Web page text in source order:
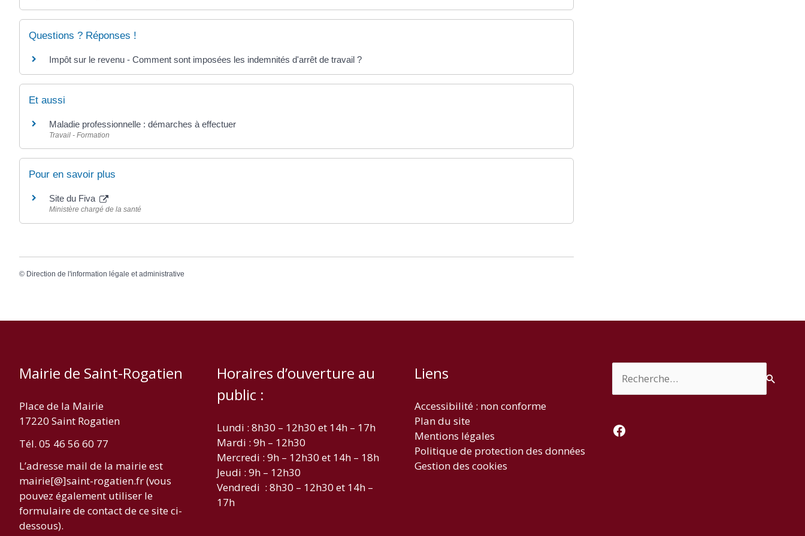
Questions ? Réponses !
Impôt sur le revenu - Comment sont imposées les indemnités d'arrêt de travail ?
Et aussi
Maladie professionnelle : démarches à effectuer
Travail - Formation
Pour en savoir plus
Site du Fiva
Ministère chargé de la santé
© Direction de l'information légale et administrative
Mairie de Saint-Rogatien
Place de la Mairie
17220 Saint Rogatien
Tél. 05 46 56 60 77
L’adresse mail de la mairie est
mairie[@]saint-rogatien.fr (vous
pouvez également utiliser le
formulaire de contact de ce site ci-
dessous).
Horaires d’ouverture au
public :
Lundi : 8h30 – 12h30 et 14h – 17h
Mardi : 9h – 12h30
Mercredi : 9h – 12h30 et 14h – 18h
Jeudi : 9h – 12h30
Vendredi : 8h30 – 12h30 et 14h –
17h
Liens
Accessibilité : non conforme
Plan du site
Mentions légales
Politique de protection des données
Gestion des cookies
Facebook